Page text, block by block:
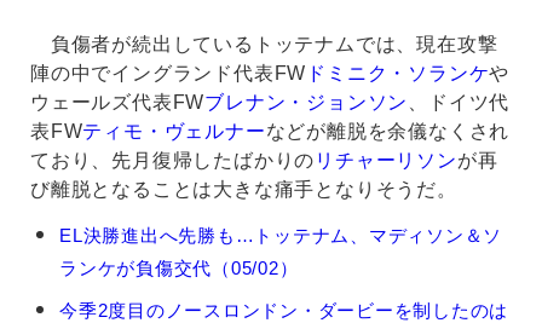
負傷者が続出しているトッテナムでは、現在攻撃
陣の中でイングランド代表FW ドミニク・ソランケや
ウェールズ代表FWブレナン・ジョンソン 、ドイツ代
表FWティモ・ヴェルナーなどが離脱を余儀なくされ
ており、先月復帰したばかりの リチャーリソンが再
び離脱となることは大きな痛手となりそうだ。
リ
ー
EL決勝進出へ先勝も…トッテナム、マディソン＆ソ
ランケが負傷交代（05/02）
今季2度目のノースロンドン・ダービーを制したのは